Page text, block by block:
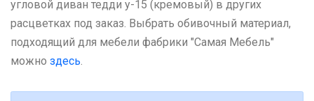
угловой диван тедди у-15 (кремовый) в других
расцветках под заказ. Выбрать обивочный материал,
подходящий для мебели фабрики "Самая Мебель"
можно здесь.